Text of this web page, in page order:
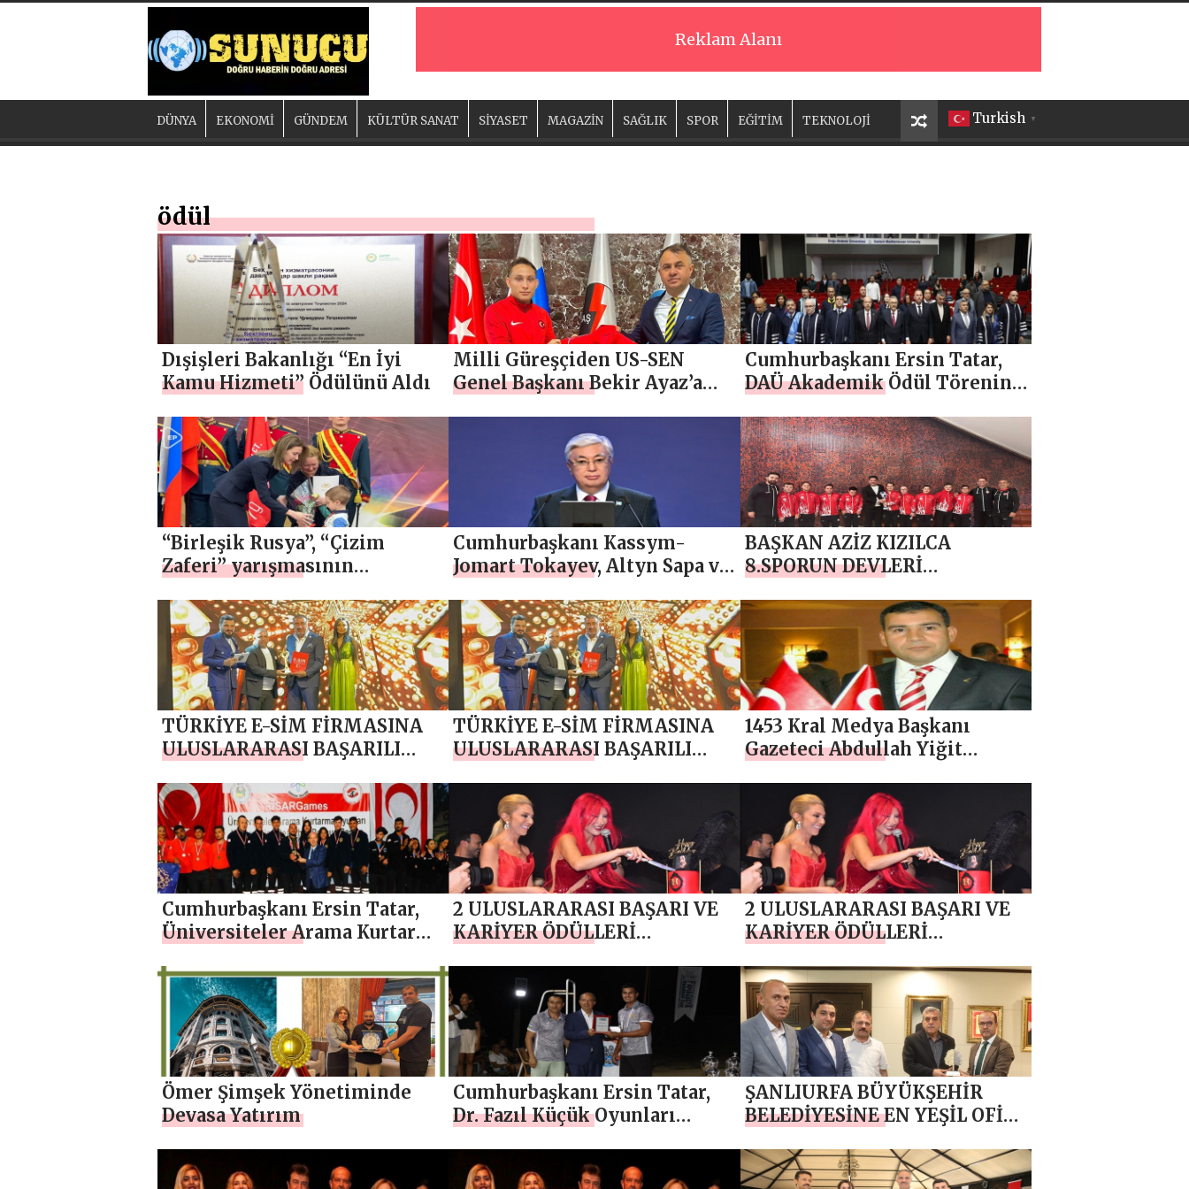
Reklam Alanı
Turkish ▼
DÜNYA EKONOMİ GÜNDEM KÜLTÜR SANAT SİYASET MAGAZİN SAĞLIK SPOR EĞİTİM TEKNOLOJİ
ödül
Dışişleri Bakanlığı “En İyi
Kamu Hizmeti” Ödülünü Aldı
Milli Güreşçiden US-SEN
Genel Başkanı Bekir Ayaz’a
Cumhurbaşkanı Ersin Tatar,
DAÜ Akademik Ödül Törenine
“Birleşik Rusya”, “Çizim
Zaferi” yarışmasının
Cumhurbaşkanı Kassym-
Jomart Tokayev, Altyn Sapa ve
ödül töreninde konuştu
BAŞKAN AZİZ KIZILCA
8.SPORUN DEVLERİ
PROGRAMINA KATILDI
TÜRKİYE E-SİM FİRMASINA
ULUSLARARASI BAŞARILI
OLARAK ÖDÜL VERİLDİ
TÜRKİYE E-SİM FİRMASINA
ULUSLARARASI BAŞARILI
OLARAK ÖDÜL VERİLDİ
1453 Kral Medya Başkanı
Gazeteci Abdullah Yiğit
basınının gelişimine
katkılarından dolayı
Teşekkürname’ye layık
görüldü , ÖZƏL
Cumhurbaşkanı Ersin Tatar,
Üniversiteler Arama Kurtarma
Töreni’ne katıldı
2 ULUSLARARASI BAŞARI VE
KARİYER ÖDÜLLERİ
2 ULUSLARARASI BAŞARI VE
KARİYER ÖDÜLLERİ
Ömer Şimşek Yönetiminde
Devasa Yatırım
Cumhurbaşkanı Ersin Tatar,
Dr. Fazıl Küçük Oyunları
“Famagusta Cup” hentbol
turnuvasının final gecesine
ŞANLIURFA BÜYÜKŞEHİR
BELEDİYESİNE EN YEŞİL OFİS